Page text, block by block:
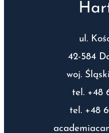
ul.
42-584
woj.
tel. +48
tel. +48